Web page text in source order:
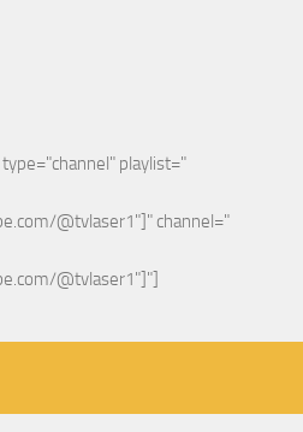
playlist="
@tvlaser1"]" channel="
@tvlaser1"]"]